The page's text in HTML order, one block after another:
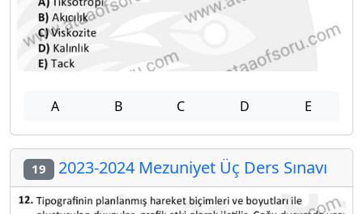
A B C D E
19 2023-2024 Mezuniyet Üç Ders Sınavı